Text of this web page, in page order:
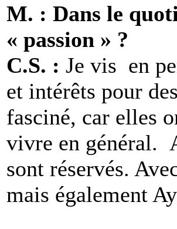
M. : Dans le
« passion » ?
C.S. : Je vis en
et intérêts pour
fasciné, car elles
vivre en général.
sont réservés.
mais également